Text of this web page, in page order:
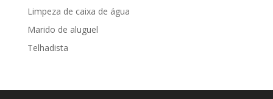
Limpeza de caixa de água
Marido de aluguel
Telhadista